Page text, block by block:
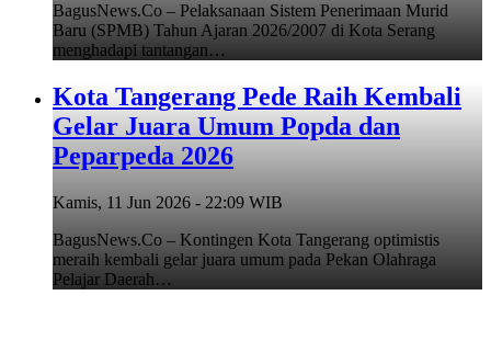
BagusNews.Co – Pelaksanaan Sistem Penerimaan Murid
Baru (SPMB) Tahun Ajaran 2026/2007 di Kota Serang
menghadapi tantangan…
Kota Tangerang Pede Raih Kembali
Gelar Juara Umum Popda dan
Peparpeda 2026
Kamis, 11 Jun 2026 - 22:09 WIB
BagusNews.Co – Kontingen Kota Tangerang optimistis
meraih kembali gelar juara umum pada Pekan Olahraga
Pelajar Daerah…